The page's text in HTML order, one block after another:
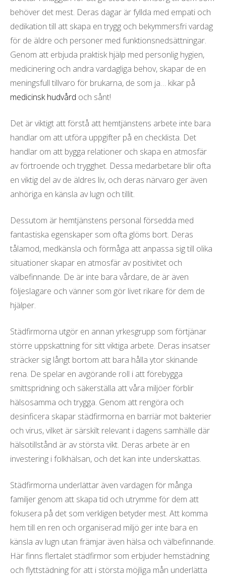
behöver det mest. Deras dagar är fyllda med empati och
dedikation till att skapa en trygg och bekymmersfri vardag
för de äldre och personer med funktionsnedsättningar.
Genom att erbjuda praktisk hjälp med personlig hygien,
medicinering och andra vardagliga behov, skapar de en
meningsfull tillvaro för brukarna, de som ja… kikar på
medicinsk hudvård och sånt!
Det är viktigt att förstå att hemtjänstens arbete inte bara
handlar om att utföra uppgifter på en checklista. Det
handlar om att bygga relationer och skapa en atmosfär
av förtroende och trygghet. Dessa medarbetare blir ofta
en viktig del av de äldres liv, och deras närvaro ger även
anhöriga en känsla av lugn och tillit.
Dessutom är hemtjänstens personal försedda med
fantastiska egenskaper som ofta glöms bort. Deras
tålamod, medkänsla och förmåga att anpassa sig till olika
situationer skapar en atmosfär av positivitet och
välbefinnande. De är inte bara vårdare, de är även
följeslagare och vänner som gör livet rikare för dem de
hjälper.
Städfirmorna utgör en annan yrkesgrupp som förtjänar
större uppskattning för sitt viktiga arbete. Deras insatser
sträcker sig långt bortom att bara hålla ytor skinande
rena. De spelar en avgörande roll i att förebygga
smittspridning och säkerställa att våra miljöer förblir
hälsosamma och trygga. Genom att rengöra och
desinficera skapar städfirmorna en barriär mot bakterier
och virus, vilket är särskilt relevant i dagens samhälle där
hälsotillstånd är av största vikt. Deras arbete är en
investering i folkhälsan, och det kan inte underskattas.
Städfirmorna underlättar även vardagen för många
familjer genom att skapa tid och utrymme för dem att
fokusera på det som verkligen betyder mest. Att komma
hem till en ren och organiserad miljö ger inte bara en
känsla av lugn utan främjar även hälsa och välbefinnande.
Här finns flertalet städfirmor som erbjuder hemstädning
och flyttstädning för att i största möjliga mån underlätta